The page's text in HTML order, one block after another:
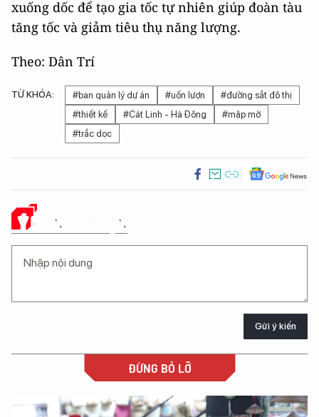
xuống dốc để tạo gia tốc tự nhiên giúp đoàn tàu
tăng tốc và giảm tiêu thụ năng lượng.
Theo: Dân Trí
TỪ KHÓA: #ban quản lý dự án #uốn lượn
#đường sắt đô thị
#thiết kế
#Cát Linh - Hà Đông
#mập mờ
#trắc dọc
Ý KIẾN CỦA BẠN
Gửi ý kiến
ĐỪNG BỎ LỠ